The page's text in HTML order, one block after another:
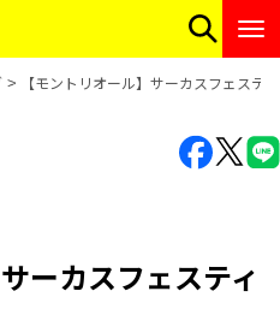
【モントリオール】サーカスフェステ
ーカスフェスティ